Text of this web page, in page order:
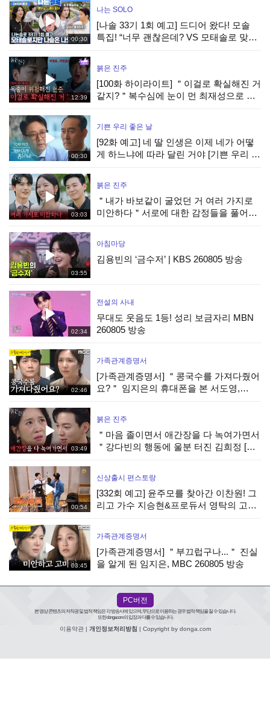
00:30
나는 SOLO
[나솔 33기 1회 예고] 드디어 왔다! 모솔
특집! “너무 괜찮은데? VS 모태솔로 맞네”
12:39
붉은 진주
[100화 하이라이트] ＂이걸로 확실해진 거
같지?＂복수심에 눈이 먼 최재성으로 목
00:30
기쁜 우리 좋은 날
[92화 예고] 네 딸 인생은 이제 네가 어떻
게 하느냐에 따라 달린 거야 [기쁜 우리 좋
03:03
붉은 진주
＂내가 바보같이 굴었던 거 여러 가지로
미안하다＂서로에 대한 감정들을 풀어가
03:55
아침마당
김용빈의 ‘금수저’ | KBS 260805 방송
02:34
전설의 사내
무대도 웃음도 1등! 성리 보금자리 MBN
260805 방송
02:46
가족관계증명서
[가족관계증명서] ＂콩국수를 가져다줬어
요?＂ 임지은의 휴대폰을 본 서도영,
03:49
붉은 진주
＂마음 졸이면서 애간장을 다 녹여가면서
＂강다빈의 행동에 울분 터진 김희정 [붉
00:54
신상출시 편스토랑
[332회 예고] 윤주모를 찾아간 이찬원! 그
리고 가수 지승현&프로듀서 영탁의 고된
03:45
가족관계증명서
[가족관계증명서] ＂부끄럽구나...＂ 진실
을 알게 된 임지은, MBC 260805 방송
PC버전
본 영상 콘텐츠의 저작권 및 법적 책임은 각 방송사에 있으며, 무단으로 이용하는 경우 법적 책임을 질 수 있습니다.
또한 donga.com의 입장과 다를 수 있습니다.
이용약관| 개인정보처리방침 | Copyright by donga.com